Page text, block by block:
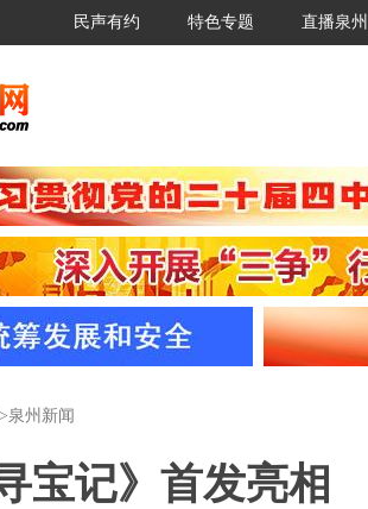
民声有约 特色专题 直播泉州
>泉州新闻
宝记》首发亮相